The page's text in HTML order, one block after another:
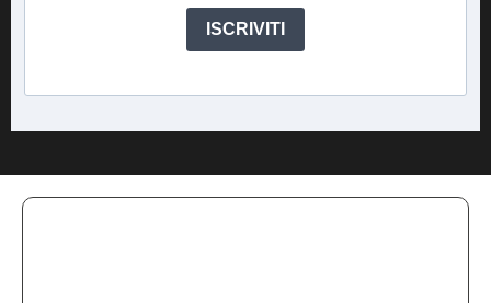
ISCRIVITI